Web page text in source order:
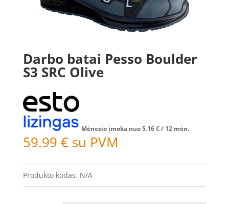
Darbo batai Pesso Boulder
S3 SRC Olive
Mėnesio įmoka nuo5.16€/ 12 mėn.
59.99 € su PVM
Produkto kodas: N/A